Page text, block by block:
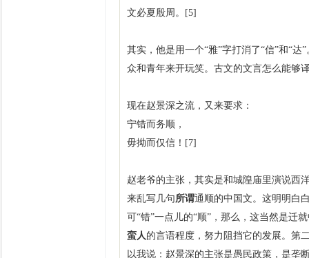
文必夏殷周。[5]
其实，他是用一个“雅”字打消了“信”和“
众和青年来开玩笑。古文的文言怎么能够
现在赵景深之流，又来要求：
宁错而务顺，
毋拗而仅信！[7]
赵老爷的主张，其实是和城隍庙里演说西
来乱写几句所谓通顺的中国文。这明明白
可“错”一点儿的“顺”，那么，这当然是迁
蛮人的言语程度，努力阻挡它的发展。第
以我说：赵景深的主张是愚民政策，是